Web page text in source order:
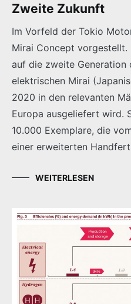
Zweite Zukunft
Im Vorfeld der Tokio
Mirai Concept
auf die zweite Generation
elektrischen Mirai
2020 in den relevanten
Europa ausgeliefert wird.
10.000 Exemplare, die
einer erweiterten
WEITERLESEN